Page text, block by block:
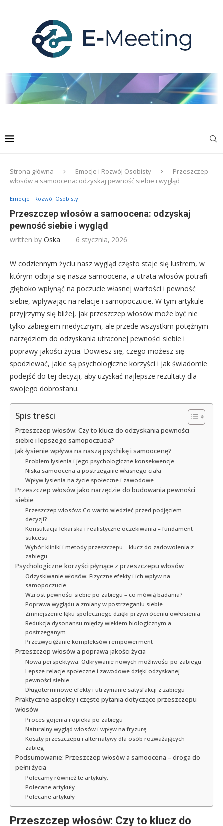
Strona główna Emocje i Rozwój Osobisty
Przeszczep
włosów a samoocena: odzyskaj pewność siebie i wygląd
Emocje i Rozwój Osobisty
Przeszczep włosów a samoocena: odzyskaj
pewność siebie i wygląd
written by Oska 6 stycznia, 2026
W codziennym życiu nasz wygląd często staje się lustrem, w
którym odbija się nasza samoocena, a utrata włosów potrafi
głęboko wpłynąć na poczucie własnej wartości i pewność
siebie, wpływając na relacje i samopoczucie. W tym artykule
przyjrzymy się bliżej, jak przeszczep włosów może być nie
tylko zabiegiem medycznym, ale przede wszystkim potężnym
narzędziem do odzyskania utraconej pewności siebie i
poprawy jakości życia. Dowiesz się, czego możesz się
spodziewać, jakie są psychologiczne korzyści i jak świadomie
podejść do tej decyzji, aby uzyskać najlepsze rezultaty dla
swojego dobrostanu.
Spis treści
Przeszczep włosów: Czy to klucz do odzyskania pewności
siebie i lepszego samopoczucia?
Jak łysienie wpływa na naszą psychikę i samoocenę?
Problem łysienia i jego psychologiczne konsekwencje
Niska samoocena a postrzeganie własnego ciała
Wpływ łysienia na życie społeczne i zawodowe
Przeszczep włosów jako narzędzie do budowania pewności
siebie
Przeszczep włosów: Co warto wiedzieć przed podjęciem
decyzji?
Konsultacja lekarska i realistyczne oczekiwania – fundament
sukcesu
Wybór kliniki i metody przeszczepu – klucz do zadowolenia z
zabiegu
Psychologiczne korzyści płynące z przeszczepu włosów
Odzyskiwanie włosów: Fizyczne efekty i ich wpływ na
samopoczucie
Wzrost pewności siebie po zabiegu – co mówią badania?
Poprawa wyglądu a zmiany w postrzeganiu siebie
Zmniejszenie lęku społecznego dzięki przywróceniu owłosienia
Redukcja dysonansu między wiekiem biologicznym a
postrzeganym
Przezwyciężanie kompleksów i empowerment
Przeszczep włosów a poprawa jakości życia
Nowa perspektywa: Odkrywanie nowych możliwości po zabiegu
Lepsze relacje społeczne i zawodowe dzięki odzyskanej
pewności siebie
Długoterminowe efekty i utrzymanie satysfakcji z zabiegu
Praktyczne aspekty i częste pytania dotyczące przeszczepu
włosów
Proces gojenia i opieka po zabiegu
Naturalny wygląd włosów i wpływ na fryzurę
Koszty przeszczepu i alternatywy dla osób rozważających
zabieg
Podsumowanie: Przeszczep włosów a samoocena – droga do
pełni życia
Polecamy również te artykuły:
Polecane artykuły
Polecane artykuły
Przeszczep włosów: Czy to klucz do